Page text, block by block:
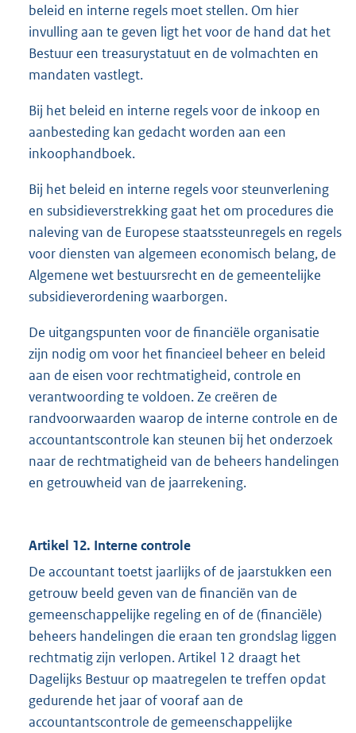
beleid en interne regels moet stellen. Om hier
invulling aan te geven ligt het voor de hand dat het
Bestuur een treasurystatuut en de volmachten en
mandaten vastlegt.
Bij het beleid en interne regels voor de inkoop en
aanbesteding kan gedacht worden aan een
inkoophandboek.
Bij het beleid en interne regels voor steunverlening
en subsidieverstrekking gaat het om procedures die
naleving van de Europese staatssteunregels en regels
voor diensten van algemeen economisch belang, de
Algemene wet bestuursrecht en de gemeentelijke
subsidieverordening waarborgen.
De uitgangspunten voor de financiële organisatie
zijn nodig om voor het financieel beheer en beleid
aan de eisen voor rechtmatigheid, controle en
verantwoording te voldoen. Ze creëren de
randvoorwaarden waarop de interne controle en de
accountantscontrole kan steunen bij het onderzoek
naar de rechtmatigheid van de beheers handelingen
en getrouwheid van de jaarrekening.
Artikel 12. Interne controle
De accountant toetst jaarlijks of de jaarstukken een
getrouw beeld geven van de financiën van de
gemeenschappelijke regeling en of de (financiële)
beheers handelingen die eraan ten grondslag liggen
rechtmatig zijn verlopen. Artikel 12 draagt het
Dagelijks Bestuur op maatregelen te treffen opdat
gedurende het jaar of vooraf aan de
accountantscontrole de gemeenschappelijke